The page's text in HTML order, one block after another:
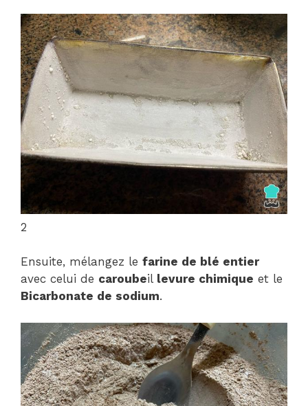
2
Ensuite, mélangez le farine de blé entier
avec celui de caroubeil levure chimique et le
Bicarbonate de sodium.